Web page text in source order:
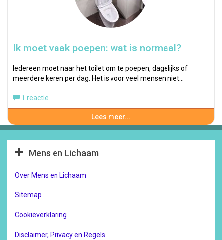
Ik moet vaak poepen: wat is normaal?
Iedereen moet naar het toilet om te poepen, dagelijks of
meerdere keren per dag. Het is voor veel mensen niet…
1 reactie
Lees meer...
Mens en Lichaam
Over Mens en Lichaam
Sitemap
Cookieverklaring
Disclaimer, Privacy en Regels